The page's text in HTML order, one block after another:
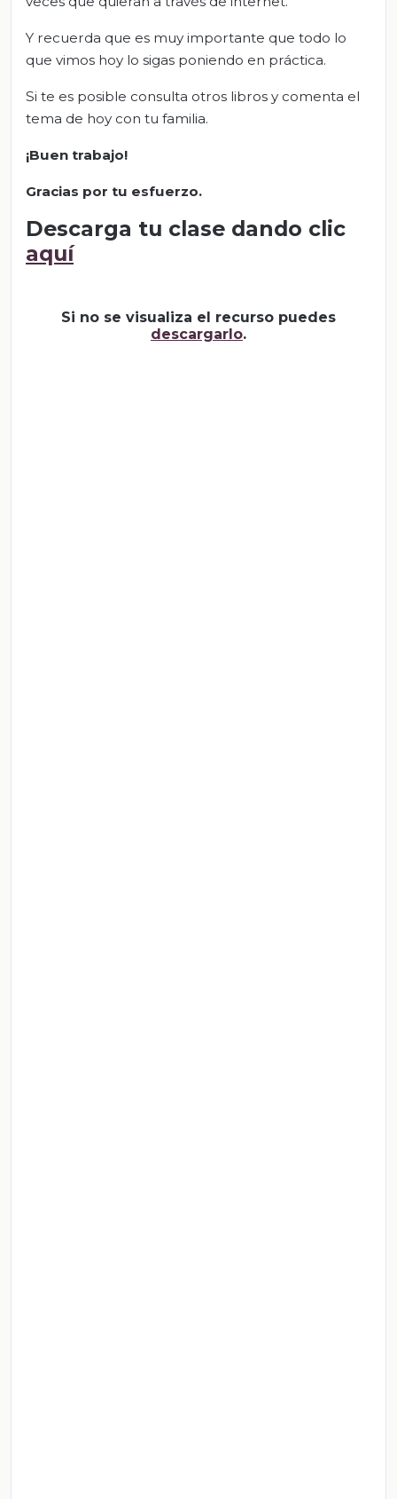
Y recuerda que es muy importante que todo lo
que vimos hoy lo sigas poniendo en práctica.
Si te es posible consulta otros libros y comenta el
tema de hoy con tu familia.
¡Buen trabajo!
Gracias por tu esfuerzo.
Descarga tu clase dando clic
aquí
Si no se visualiza el recurso puedes
descargarlo.